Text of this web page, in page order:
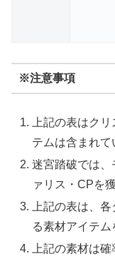
※注意事項
上記の表はク
テムは含まれて
迷宮踏破では
ァリス・CPを
上記の表は、
る素材アイテム
上記の素材は